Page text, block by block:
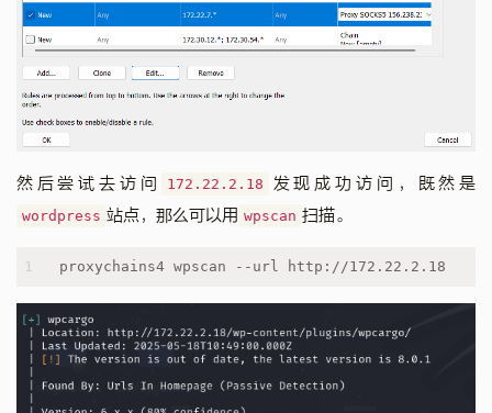
然后尝试去访问 172.22.2.18 发现成功访问，既然是
wordpress 站点，那么可以用 wpscan 扫描。
1 proxychains4 wpscan --url http://172.22.2.18